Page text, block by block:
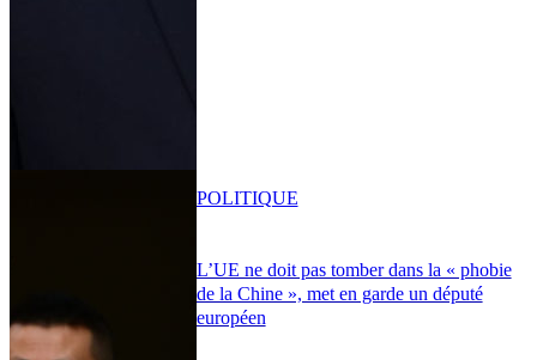
L’UE ne doit pas tomber dans la « phobie
de la Chine », met en garde un député
européen
POLITIQUE